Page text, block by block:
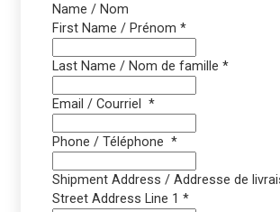
Name / Nom
First Name / Prénom *
Last Name / Nom de famille *
Email / Courriel *
Phone / Téléphone *
Shipment Address / Addresse de
Street Address Line 1 *